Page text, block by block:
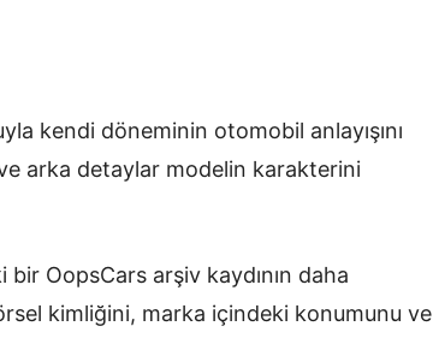
kendi döneminin otomobil anlayışını
arka detaylar modelin karakterini
OopsCars arşiv kaydının daha
kimliğini, marka içindeki konumunu ve